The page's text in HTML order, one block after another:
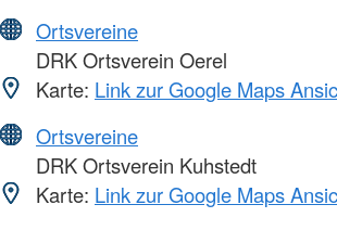
Ortsvereine
DRK Ortsverein Oerel
Karte: Link zur Google Maps
Ortsvereine
DRK Ortsverein Kuhstedt
Karte: Link zur Google Maps